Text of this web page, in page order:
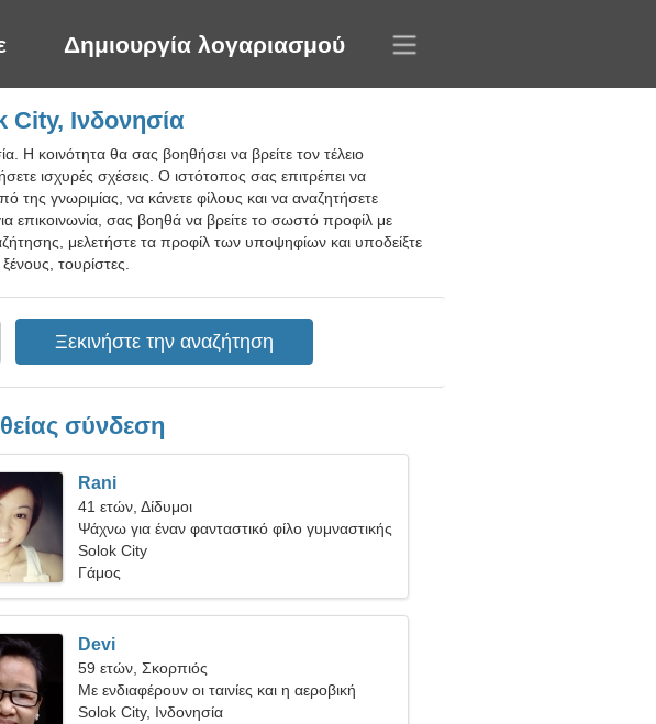
Δημιουργία λογαριασμού
Ινδονησία
Η κοινότητα θα σας βοηθήσει να βρείτε τον τέλειο
ισχυρές σχέσεις. Ο ιστότοπος σας επιτρέπει να
της γνωριμίας, να κάνετε φίλους και να αναζητήσετε
επικοινωνία, σας βοηθά να βρείτε το σωστό προφίλ με
μελετήστε τα προφίλ των υποψηφίων και υποδείξτε
τουρίστες.
σύνδεση
Rani
41 ετών, Δίδυμοι
Ψάχνω για έναν φανταστικό φίλο γυμναστικής
Solok City
Γάμος
Devi
59 ετών, Σκορπιός
Με ενδιαφέρουν οι ταινίες και η αεροβική
Solok City, Ινδονησία